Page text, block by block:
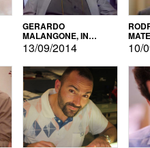
GERARDO
MALANGONE, IN
GIURIA PER IL
CONCORSO
LETTERARIO
13/09/2014 10/